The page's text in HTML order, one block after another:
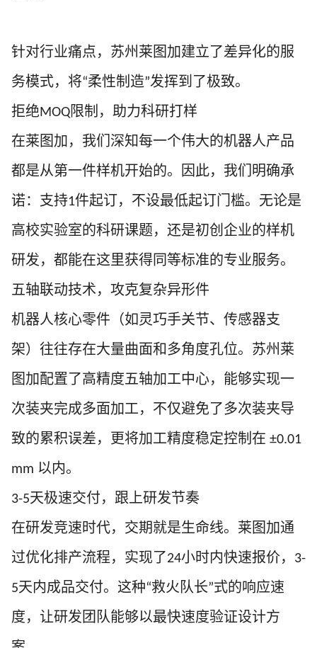
针对行业痛点，苏州莱图加建立了差异化的服
务模式，将“柔性制造”发挥到了极致。
拒绝MOQ 限制，助力科研打样
在莱图加，我们深知每一个伟大的机器人产品
都是从第一件样机开始的。因此，我们明确承
诺：支持1件起订，不设最低起订门槛。无论是
高校实验室的科研课题，还是初创企业的样机
研发，都能在这里获得同等标准的专业服务。
五轴联动技术，攻克复杂异形件
机器人核心零件（如灵巧手关节、传感器支
架）往往存在大量曲面和多角度孔位。苏州莱
图加配置了高精度五轴加工中心，能够实现一
次装夹完成多面加工，不仅避免了多次装夹导
致的累积误差，更将加工精度稳定控制在 ±0.01
mm 以内。
3-5天极速交付，跟上研发节奏
在研发竞速时代，交期就是生命线。莱图加通
过优化排产流程，实现了24小时内快速报价， 3-
5天内成品交付。这种“救火队长”式的响应速
度，让研发团队能够以最快速度验证设计方